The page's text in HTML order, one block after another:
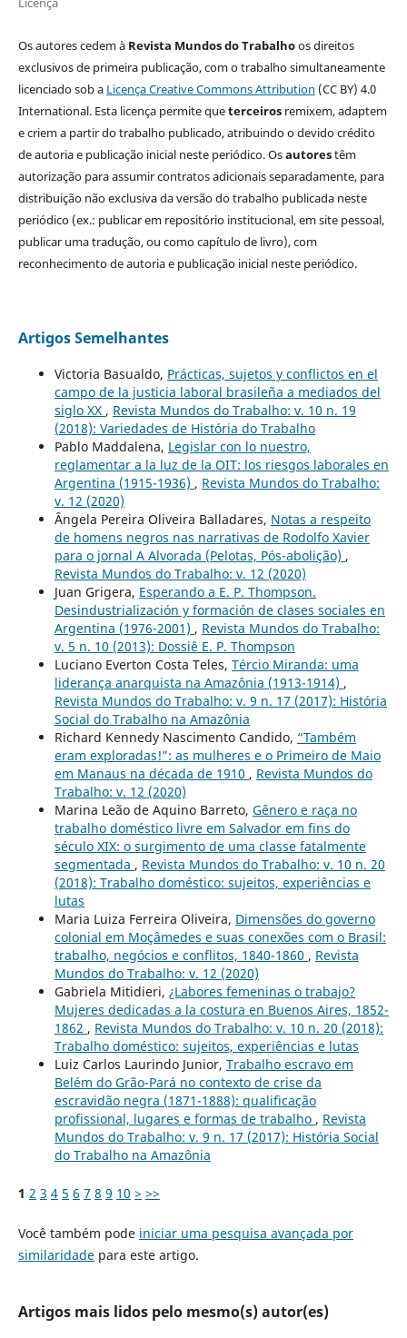
Os autores cedem à Revista Mundos do Trabalhoos direitos
exclusivos de primeira publicação, com o trabalho simultaneamente
licenciado sob a Licença Creative Commons Attribution (CC BY) 4.0
International. Esta licença permite queterceirosremixem, adaptem
e criem a partir do trabalho publicado, atribuindo o devido crédito
de autoria e publicação inicial neste periódico. Osautorestêm
autorização para assumir contratos adicionais separadamente, para
distribuição não exclusiva da versão do trabalho publicada neste
periódico (ex.: publicar em repositório institucional, em site pessoal,
publicar uma tradução, ou como capítulo de livro), com
reconhecimento de autoria e publicação inicial neste periódico.
Artigos Semelhantes
Victoria Basualdo, Prácticas, sujetos y conflictos en el
campo de la justicia laboral brasileña a mediados del
siglo XX , Revista Mundos do Trabalho: v. 10 n. 19
(2018): Variedades de História do Trabalho
Pablo Maddalena, Legislar con lo nuestro,
reglamentar a la luz de la OIT: los riesgos laborales en
Argentina (1915-1936) , Revista Mundos do Trabalho:
v. 12 (2020)
Ângela Pereira Oliveira Balladares, Notas a respeito
de homens negros nas narrativas de Rodolfo Xavier
para o jornal A Alvorada (Pelotas, Pós-abolição) ,
Revista Mundos do Trabalho: v. 12 (2020)
Juan Grigera, Esperando a E. P. Thompson.
Desindustrialización y formación de clases sociales en
Argentina (1976-2001) , Revista Mundos do Trabalho:
v. 5 n. 10 (2013): Dossiê E. P. Thompson
Luciano Everton Costa Teles, Tércio Miranda: uma
liderança anarquista na Amazônia (1913-1914) ,
Revista Mundos do Trabalho: v. 9 n. 17 (2017): História
Social do Trabalho na Amazônia
Richard Kennedy Nascimento Candido, “Também
eram exploradas!”: as mulheres e o Primeiro de Maio
em Manaus na década de 1910 , Revista Mundos do
Trabalho: v. 12 (2020)
Marina Leão de Aquino Barreto, Gênero e raça no
trabalho doméstico livre em Salvador em fins do
século XIX: o surgimento de uma classe fatalmente
segmentada , Revista Mundos do Trabalho: v. 10 n. 20
(2018): Trabalho doméstico: sujeitos, experiências e
lutas
Maria Luiza Ferreira Oliveira, Dimensões do governo
colonial em Moçâmedes e suas conexões com o Brasil:
trabalho, negócios e conflitos, 1840-1860 , Revista
Mundos do Trabalho: v. 12 (2020)
Gabriela Mitidieri, ¿Labores femeninas o trabajo?
Mujeres dedicadas a la costura en Buenos Aires, 1852-
1862 , Revista Mundos do Trabalho: v. 10 n. 20 (2018):
Trabalho doméstico: sujeitos, experiências e lutas
Luiz Carlos Laurindo Junior, Trabalho escravo em
Belém do Grão-Pará no contexto de crise da
escravidão negra (1871-1888): qualificação
profissional, lugares e formas de trabalho , Revista
Mundos do Trabalho: v. 9 n. 17 (2017): História Social
do Trabalho na Amazônia
1 2 3 4 5 6 7 8 9 10 > >>
Você também pode iniciar uma pesquisa avançada por
similaridadepara este artigo.
Artigos mais lidos pelo mesmo(s) autor(es)